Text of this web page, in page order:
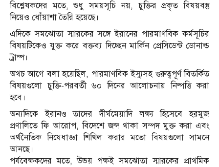
বিশ্লেষকদের মতে, শুধু সময়সূচি নয়, চুক্তির প্রকৃত বিষয়বস্তু
নিয়েও ধোঁয়াশা তৈরি হয়েছে।
এদিকে সমঝোতা স্মারকের সঙ্গে ইরানের পারমাণবিক কর্মসূচির
বিষয়টিকেও যুক্ত করে বক্তব্য দিচ্ছেন মার্কিন প্রেসিডেন্ট ডোনাল্ড
ট্রাম্প।
অথচ আগে বলা হয়েছিল, পারমাণবিক ইস্যুসহ গুরুত্বপূর্ণ বিতর্কিত
বিষয়গুলো চুক্তি-পরবর্তী ৬০ দিনের আলোচনায় নিষ্পত্তি করা
হবে।
অন্যদিকে ইরানও তাদের দীর্ঘমেয়াদি লক্ষ্য হিসেবে হরমুজ
প্রণালিতে ফি আরোপ, বিদেশে জব্দ থাকা সম্পদ মুক্ত করা এবং
অর্থনৈতিক নিষেধাজ্ঞা শিথিল করার মতো বিষয়গুলো সামনে
আনছে।
পর্যবেক্ষকদের মতে, উভয় পক্ষই সমঝোতা স্মারকের প্রাথমিক